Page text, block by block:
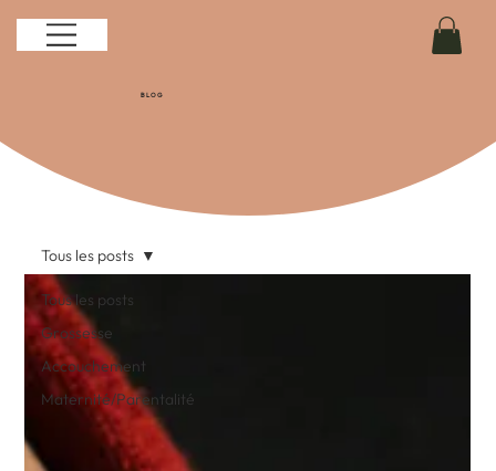
BLOG
Tous les posts
Grossesse
Accouchement
Maternité/Parentalité
Tous les posts